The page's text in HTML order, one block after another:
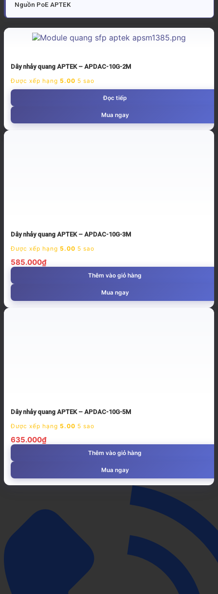
Nguồn PoE APTEK
Dây nhảy quang APTEK – APDAC-10G-2M
Được xếp hạng 5.00 5 sao
Đọc tiếp
Mua ngay
Dây nhảy quang APTEK – APDAC-10G-3M
Được xếp hạng 5.00 5 sao
585.000₫
Thêm vào giỏ hàng
Mua ngay
Dây nhảy quang APTEK – APDAC-10G-5M
Được xếp hạng 5.00 5 sao
635.000₫
Thêm vào giỏ hàng
Mua ngay